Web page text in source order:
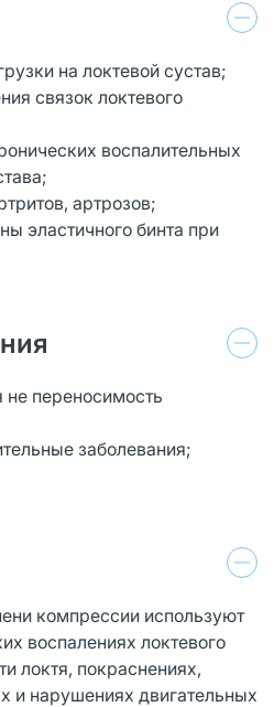
на локтевой сустав;
связок локтевого
воспалительных
артрозов;
эластичного бинта при
не переносимость
заболевания;
компрессии используют
воспалениях локтевого
локтя, покраснениях,
и нарушениях двигательных